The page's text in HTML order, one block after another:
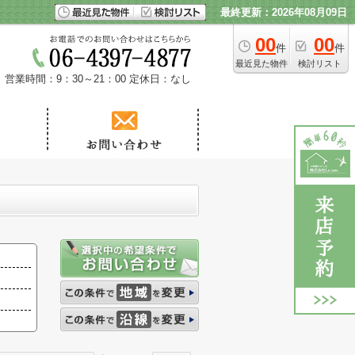
最終更新：2026年08月09日
00件
最近見た物件
00件
検討リスト
営業時間：9：30～21：00 定休日：なし